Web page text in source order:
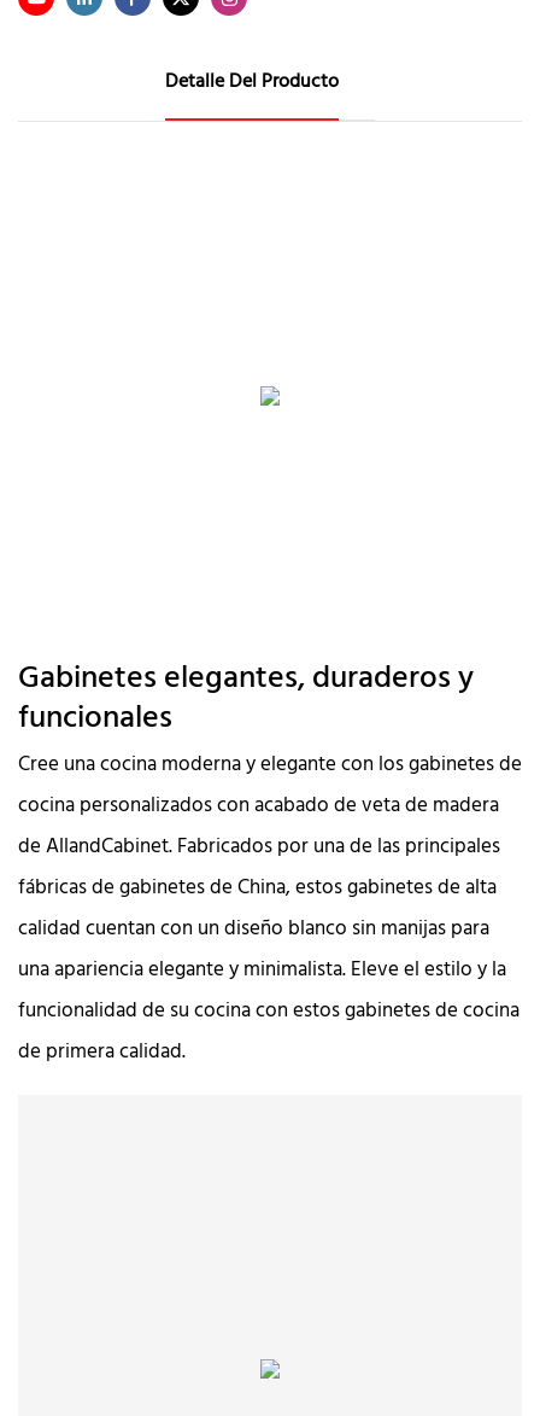
Detalle Del Producto
Gabinetes elegantes, duraderos y
funcionales
Cree una cocina moderna y elegante con los gabinetes de
cocina personalizados con acabado de veta de madera
de AllandCabinet. Fabricados por una de las principales
fábricas de gabinetes de China, estos gabinetes de alta
calidad cuentan con un diseño blanco sin manijas para
una apariencia elegante y minimalista. Eleve el estilo y la
funcionalidad de su cocina con estos gabinetes de cocina
de primera calidad.